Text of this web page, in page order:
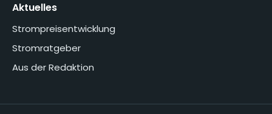
Aktuelles
Strompreisentwicklung
Stromratgeber
Aus der Redaktion